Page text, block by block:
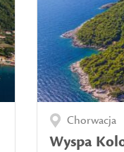
Chorwacja
Wyspa